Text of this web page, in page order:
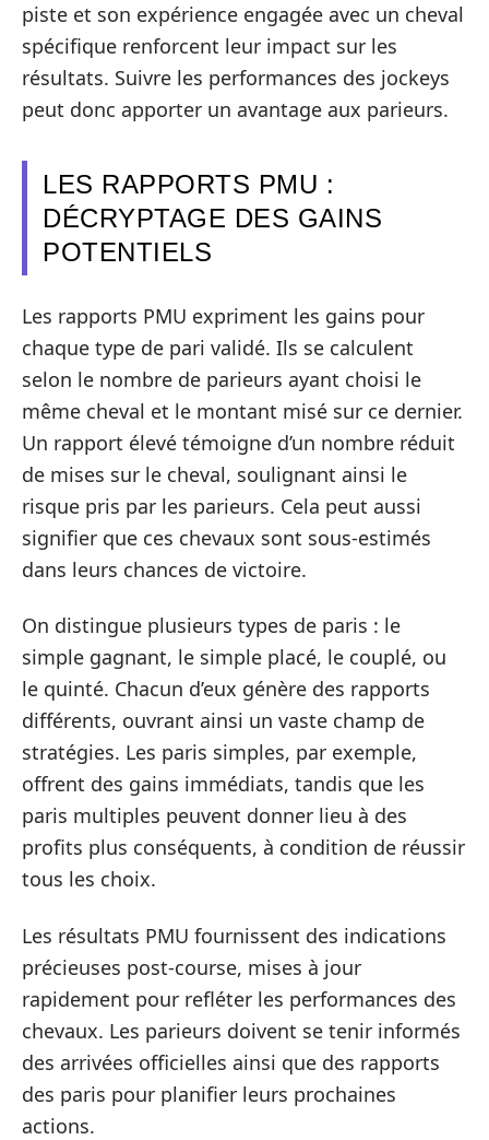
piste et son expérience engagée avec un cheval
spécifique renforcent leur impact sur les
résultats. Suivre les performances des jockeys
peut donc apporter un avantage aux parieurs.
LES RAPPORTS PMU :
DÉCRYPTAGE DES GAINS
POTENTIELS
Les rapports PMU expriment les gains pour
chaque type de pari validé. Ils se calculent
selon le nombre de parieurs ayant choisi le
même cheval et le montant misé sur ce dernier.
Un rapport élevé témoigne d’un nombre réduit
de mises sur le cheval, soulignant ainsi le
risque pris par les parieurs. Cela peut aussi
signifier que ces chevaux sont sous-estimés
dans leurs chances de victoire.
On distingue plusieurs types de paris : le
simple gagnant, le simple placé, le couplé, ou
le quinté. Chacun d’eux génère des rapports
différents, ouvrant ainsi un vaste champ de
stratégies. Les paris simples, par exemple,
offrent des gains immédiats, tandis que les
paris multiples peuvent donner lieu à des
profits plus conséquents, à condition de réussir
tous les choix.
Les résultats PMU fournissent des indications
précieuses post-course, mises à jour
rapidement pour refléter les performances des
chevaux. Les parieurs doivent se tenir informés
des arrivées officielles ainsi que des rapports
des paris pour planifier leurs prochaines
actions.